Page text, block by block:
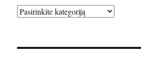
Kategorijos